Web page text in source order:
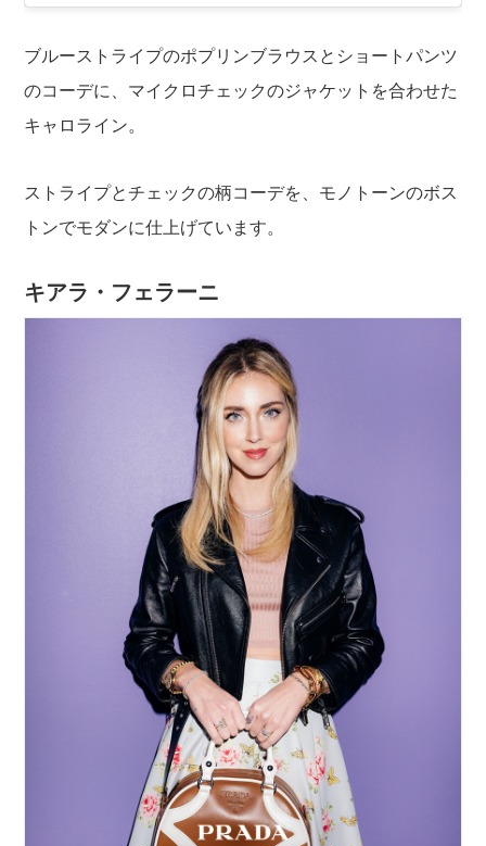
ブルーストライプのポプリンブラウスとショートパンツ
のコーデに、マイクロチェックのジャケットを合わせた
キャロライン。
ストライプとチェックの柄コーデを、モノトーンのボス
トンでモダンに仕上げています。
キアラ・フェラーニ